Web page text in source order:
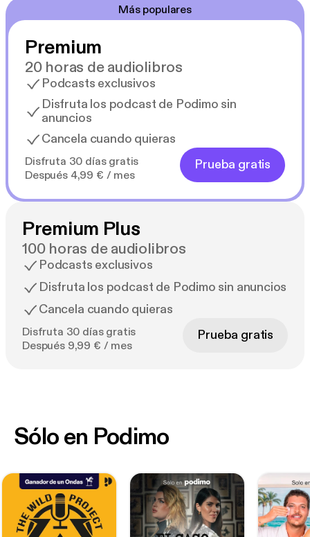
Más populares
Premium
20 horas de audiolibros
Podcasts exclusivos
Disfruta los podcast de Podimo sin
anuncios
Cancela cuando quieras
Disfruta 30 días gratis
Después 4,99 € / mes
Prueba gratis
Premium Plus
100 horas de audiolibros
Podcasts exclusivos
Disfruta los podcast de Podimo sin anuncios
Cancela cuando quieras
Disfruta 30 días gratis
Después 9,99 € / mes
Prueba gratis
Sólo en Podimo